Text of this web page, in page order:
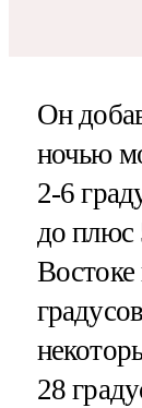
Он
ночью
2-6
до плюс
Востоке
28